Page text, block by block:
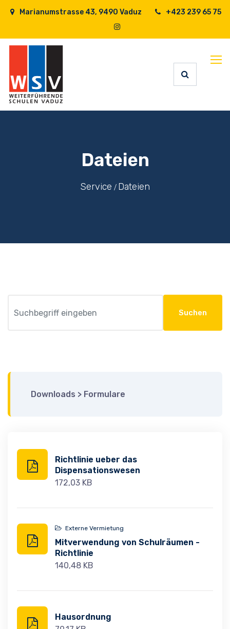
Marianumstrasse 43, 9490 Vaduz +423 239 65 75
Dateien
Service Dateien
Suchen
Downloads > Formulare
Richtlinie ueber das
Dispensationswesen
172,03 KB
Externe Vermietung
Mitverwendung von Schulräumen -
Richtlinie
140,48 KB
Hausordnung